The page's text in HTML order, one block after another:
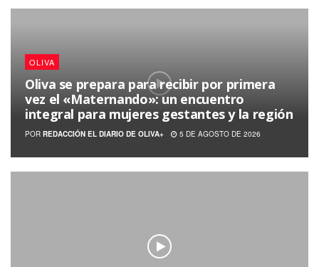
OLIVA
Oliva se prepara para recibir por primera
vez el «Maternando»: un encuentro
integral para mujeres gestantes y la región
POR REDACCIÓN EL DIARIO DE OLIVA+ 5 DE AGOSTO DE 2026